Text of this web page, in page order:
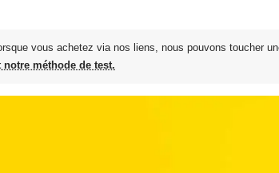
vous achetez via nos liens, nous pouvons toucher
méthode de test.